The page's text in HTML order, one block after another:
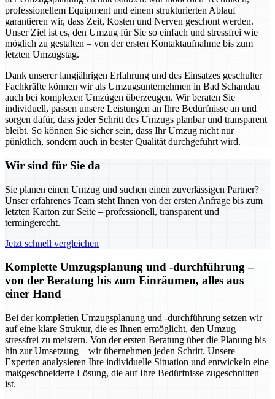
professionellem Equipment und einem strukturierten Ablauf
garantieren wir, dass Zeit, Kosten und Nerven geschont werden.
Unser Ziel ist es, den Umzug für Sie so einfach und stressfrei wie
möglich zu gestalten – von der ersten Kontaktaufnahme bis zum
letzten Umzugstag.
Dank unserer langjährigen Erfahrung und des Einsatzes geschulter
Fachkräfte können wir als Umzugsunternehmen in Bad Schandau
auch bei komplexen Umzügen überzeugen. Wir beraten Sie
individuell, passen unsere Leistungen an Ihre Bedürfnisse an und
sorgen dafür, dass jeder Schritt des Umzugs planbar und transparent
bleibt. So können Sie sicher sein, dass Ihr Umzug nicht nur
pünktlich, sondern auch in bester Qualität durchgeführt wird.
Wir sind für Sie da
Sie planen einen Umzug und suchen einen zuverlässigen Partner?
Unser erfahrenes Team steht Ihnen von der ersten Anfrage bis zum
letzten Karton zur Seite – professionell, transparent und
termingerecht.
Jetzt schnell vergleichen
Komplette Umzugsplanung und -durchführung –
von der Beratung bis zum Einräumen, alles aus
einer Hand
Bei der kompletten Umzugsplanung und -durchführung setzen wir
auf eine klare Struktur, die es Ihnen ermöglicht, den Umzug
stressfrei zu meistern. Von der ersten Beratung über die Planung bis
hin zur Umsetzung – wir übernehmen jeden Schritt. Unsere
Experten analysieren Ihre individuelle Situation und entwickeln eine
maßgeschneiderte Lösung, die auf Ihre Bedürfnisse zugeschnitten
ist.